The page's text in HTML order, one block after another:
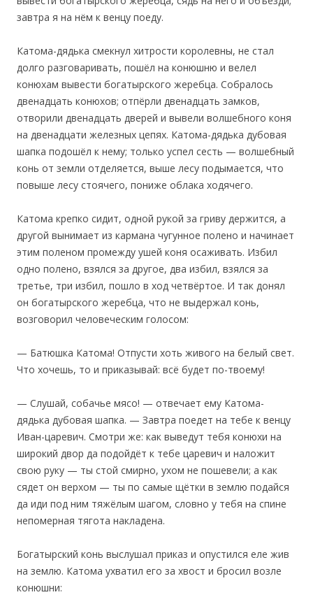
завтра я на нём к венцу поеду.
Катома-дядька смекнул хитрости королевны, не стал
долго разговаривать, пошёл на конюшню и велел
конюхам вывести богатырского жеребца. Собралось
двенадцать конюхов; отпёрли двенадцать замков,
отворили двенадцать дверей и вывели волшебного коня
на двенадцати железных цепях. Катома-дядька дубовая
шапка подошёл к нему; только успел сесть — волшебный
конь от земли отделяется, выше лесу подымается, что
повыше лесу стоячего, пониже облака ходячего.
‎Катома крепко сидит, одной рукой за гриву держится, а
другой вынимает из кармана чугунное полено и начинает
этим поленом промежду ушей коня осаживать. Избил
одно полено, взялся за другое, два избил, взялся за
третье, три избил, пошло в ход четвёртое. И так донял
он богатырского жеребца, что не выдержал конь,
возговорил человеческим голосом:
— Батюшка Катома! Отпусти хоть живого на белый свет.
Что хочешь, то и приказывай: всё будет по-твоему!
— Слушай, собачье мясо! — отвечает ему Катома-
дядька дубовая шапка. — Завтра поедет на тебе к венцу
Иван-царевич. Смотри же: как выведут тебя конюхи на
широкий двор да подойдёт к тебе царевич и наложит
свою руку — ты стой смирно, ухом не пошевели; а как
сядет он верхом — ты по самые щётки в землю подайся
да иди под ним тяжёлым шагом, словно у тебя на спине
непомерная тягота накладена.
Богатырский конь выслушал приказ и опустился еле жив
на землю. Катома ухватил его за хвост и бросил возле
конюшни: